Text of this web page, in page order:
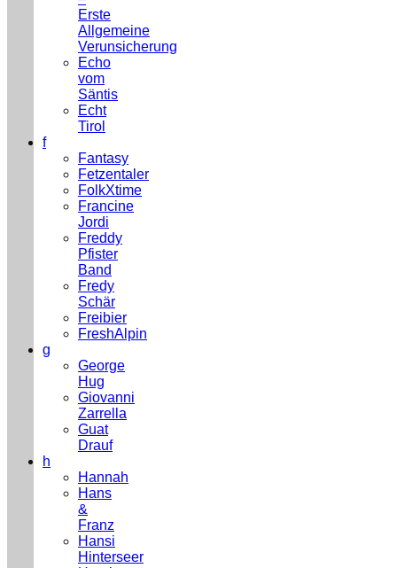
Erste
Allgemeine
Verunsicherung
Echo
vom
Säntis
Echt
Tirol
f
Fantasy
Fetzentaler
FolkXtime
Francine
Jordi
Freddy
Pfister
Band
Fredy
Schär
Freibier
FreshAlpin
g
George
Hug
Giovanni
Zarrella
Guat
Drauf
h
Hannah
Hans
&
Franz
Hansi
Hinterseer